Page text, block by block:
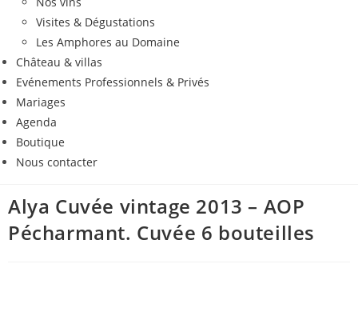
Visites & Dégustations
Les Amphores au Domaine
Château & villas
Evénements Professionnels & Privés
Mariages
Agenda
Boutique
Nous contacter
Alya Cuvée vintage 2013 – AOP
Pécharmant. Cuvée 6 bouteilles